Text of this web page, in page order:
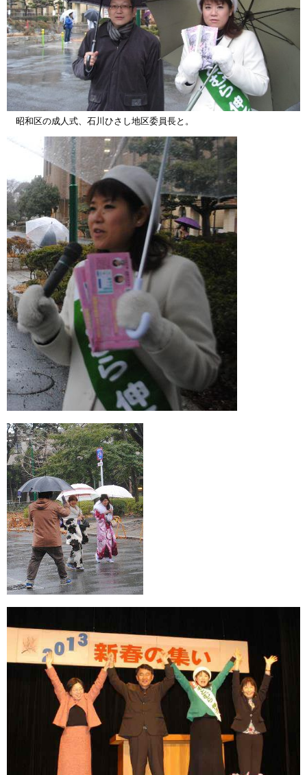
昭和区の成人式、石川ひさし地区委員長と。